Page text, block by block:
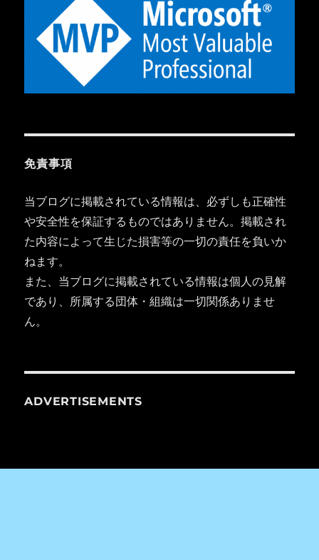
免責事項
当ブログに掲載されている情報は、必ずしも正確性
や安全性を保証するものではありません。掲載され
た内容によって生じた損害等の一切の責任を負いか
ねます。
また、当ブログに掲載されている情報は個人の見解
であり、所属する団体・組織は一切関係ありませ
ん。
ADVERTISEMENTS